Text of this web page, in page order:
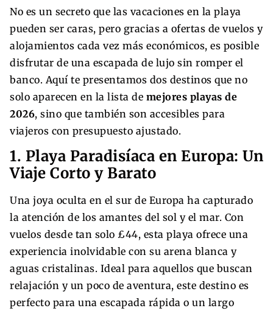
No es un secreto que las vacaciones en la playa
pueden ser caras, pero gracias a ofertas de vuelos y
alojamientos cada vez más económicos, es posible
disfrutar de una escapada de lujo sin romper el
banco. Aquí te presentamos dos destinos que no
solo aparecen en la lista de mejores playas de
2026, sino que también son accesibles para
viajeros con presupuesto ajustado.
1. Playa Paradisíaca en Europa: Un
Viaje Corto y Barato
Una joya oculta en el sur de Europa ha capturado
la atención de los amantes del sol y el mar. Con
vuelos desde tan solo £44, esta playa ofrece una
experiencia inolvidable con su arena blanca y
aguas cristalinas. Ideal para aquellos que buscan
relajación y un poco de aventura, este destino es
perfecto para una escapada rápida o un largo